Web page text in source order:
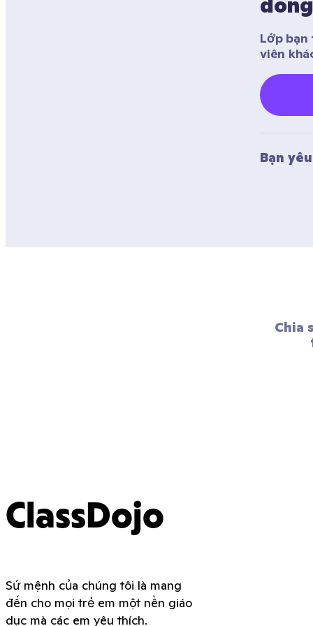
đồng
Lớp
viên
Bạn
Chia
ClassDojo
Sứ mệnh của chúng tôi là mang
đến cho mọi trẻ em một nền giáo
dục mà các em yêu thích.